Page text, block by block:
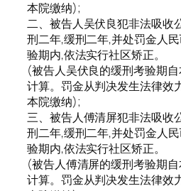
本院缴纳);
二、被告人吴伏良犯非法吸收
刑二年,缓刑二年,并处罚金人
验期内,依法实行社区矫正。
(被告人吴伏良的缓刑考验期
计算。罚金从判决发生法律效
本院缴纳);
三、被告人傅清屏犯非法吸收
刑二年,缓刑二年,并处罚金人
验期内,依法实行社区矫正。
(被告人傅清屏的缓刑考验期
计算。罚金从判决发生法律效